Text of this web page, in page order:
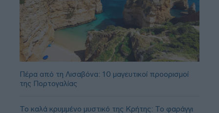
Πέρα από τη Λισαβόνα: 10 μαγευτικοί προορισμοί
της Πορτογαλίας
Το καλά κρυμμένο μυστικό της Κρήτης: Το φαράγγι